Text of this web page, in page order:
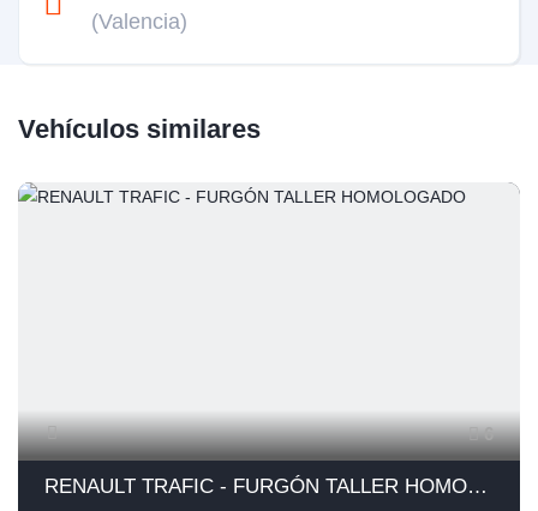
(Valencia)
Vehículos similares
6
RENAULT TRAFIC - FURGÓN TALLER HOMOLOGADO